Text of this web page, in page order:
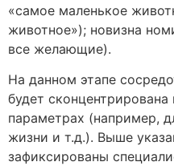
«самое маленькое
животное»); новизна
все желающие).
На данном этапе
будет
параметрах (например,
жизни и т.д.). Выше
зафиксированы